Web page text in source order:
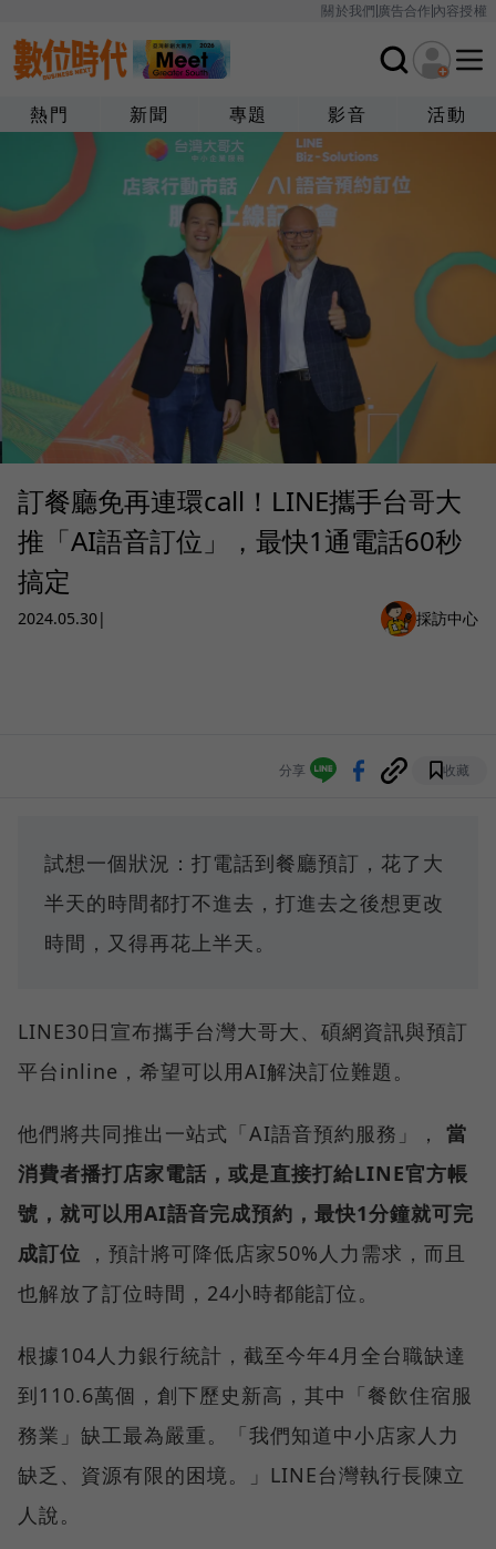
關於我們廣告合作內容授權
熱門 新聞 專題 影音 活動
訂餐廳免再連環call！LINE攜手台哥大
推「AI語音訂位」，最快1通電話60秒
搞定
2024.05.30| 採訪中心
分享 收藏
試想一個狀況：打電話到餐廳預訂，花了大
半天的時間都打不進去，打進去之後想更改
時間，又得再花上半天。
LINE30日宣布攜手台灣大哥大、碩網資訊與預訂
平台inline，希望可以用AI解決訂位難題。
他們將共同推出一站式「AI語音預約服務」， 當
消費者播打店家電話，或是直接打給LINE官方帳
號，就可以用AI語音完成預約，最快1分鐘就可完
成訂位 ，預計將可降低店家50%人力需求，而且
也解放了訂位時間，24小時都能訂位。
根據104人力銀行統計，截至今年4月全台職缺達
到110.6萬個，創下歷史新高，其中「餐飲住宿服
務業」缺工最為嚴重。「我們知道中小店家人力
缺乏、資源有限的困境。」LINE台灣執行長陳立
人說。